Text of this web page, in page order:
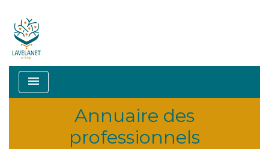
menu
Annuaire des
professionnels